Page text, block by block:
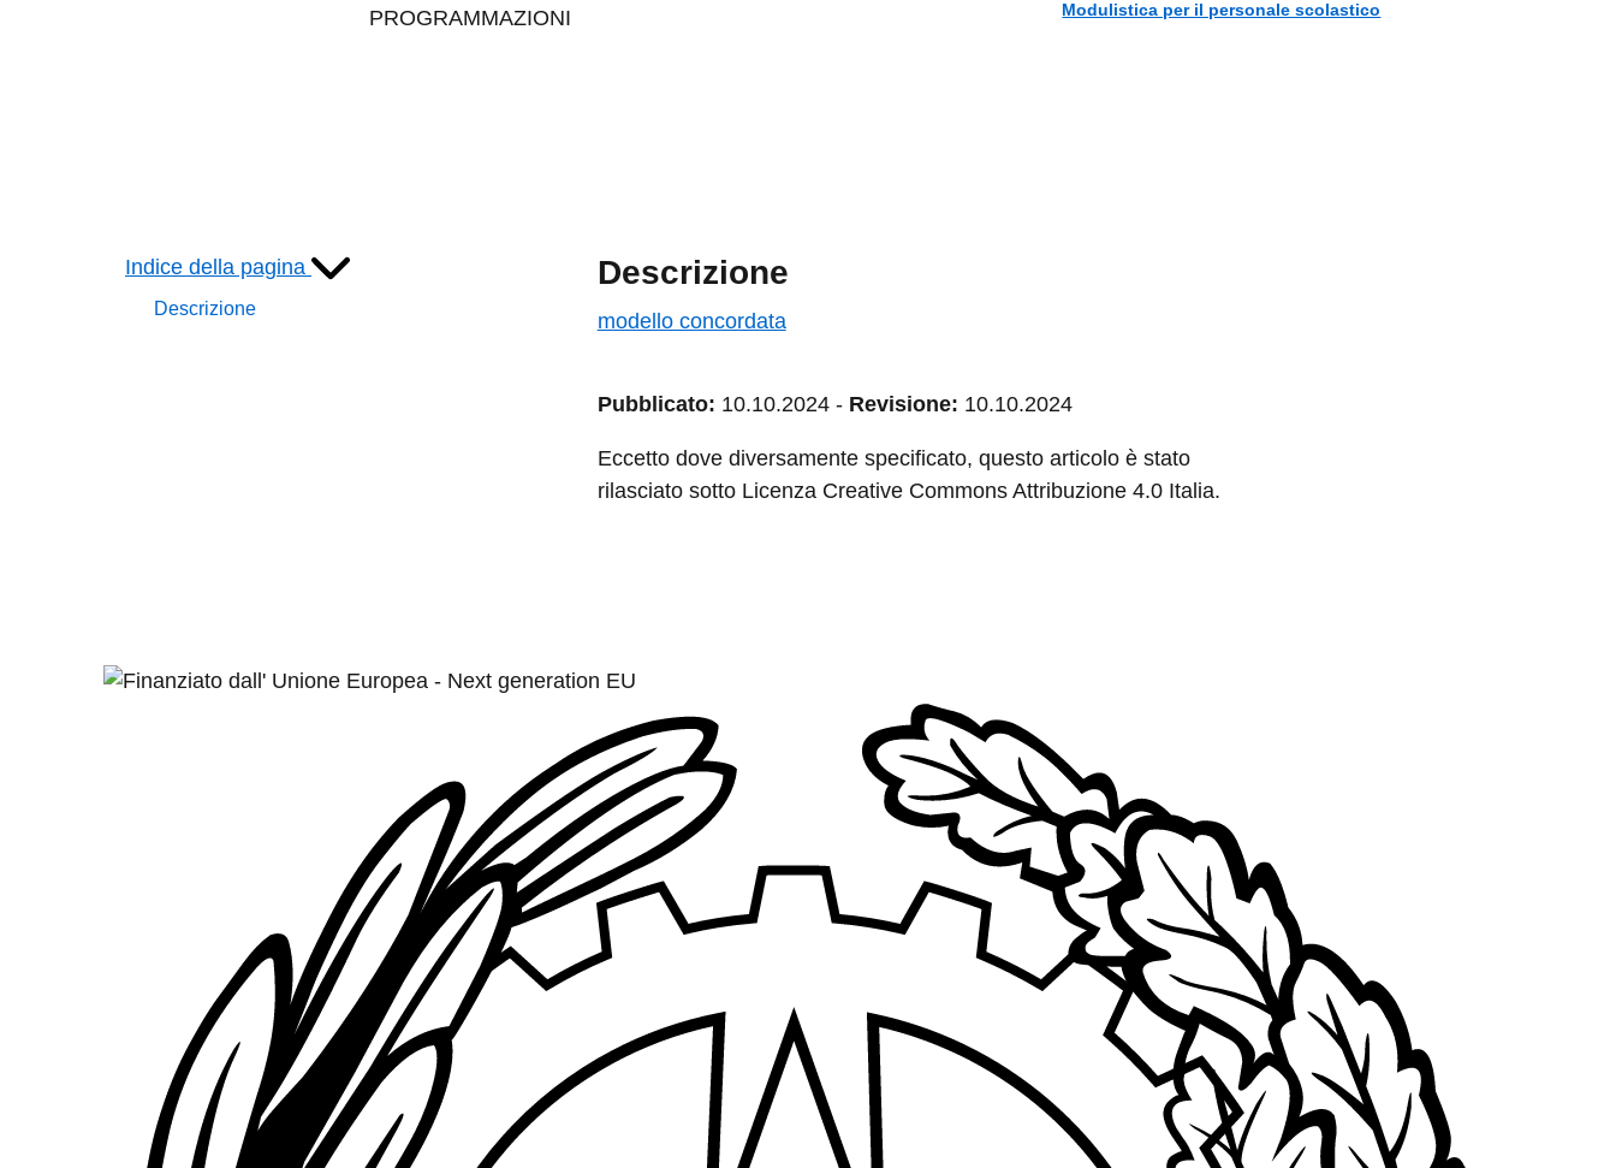
PROGRAMMAZIONI Modulistica per il personale scolastico
Indice della pagina
Descrizione
Descrizione
modello concordata
Pubblicato: 10.10.2024 - Revisione: 10.10.2024
Eccetto dove diversamente specificato, questo articolo è stato
rilasciato sotto Licenza Creative Commons Attribuzione 4.0 Italia.